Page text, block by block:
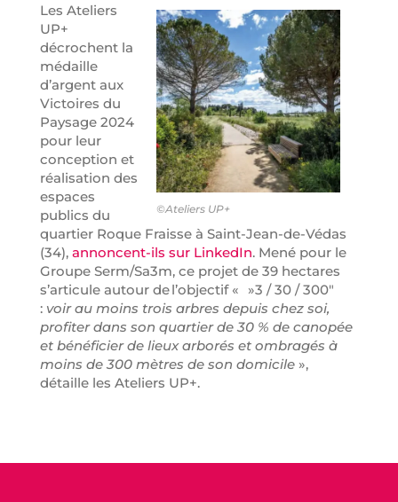
©Ateliers UP+
Les Ateliers
UP+
décrochent la
médaille
d’argent aux
Victoires du
Paysage 2024
pour leur
conception et
réalisation des
espaces
publics du
quartier Roque Fraisse à Saint-Jean-de-Védas
(34), annoncent-ils sur LinkedIn. Mené pour le
Groupe Serm/Sa3m, ce projet de 39 hectares
s’articule autour de l’objectif « »3 / 30 / 300″
: voir au moins trois arbres depuis chez soi,
profiter dans son quartier de 30 % de canopée
et bénéficier de lieux arborés et ombragés à
moins de 300 mètres de son domicile »,
détaille les Ateliers UP+.